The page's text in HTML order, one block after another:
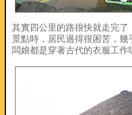
其實四公里的路很快就走完
景點時，居民過得很困苦，
闆娘都是穿著古代的衣服工作